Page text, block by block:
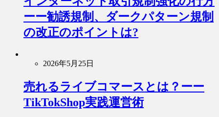
ーー勧誘規制、ダークパターン規制
の改正のポイントは?
2026年5月25日
売れるライブコマースとは？ーー
TikTokShop実践運営術